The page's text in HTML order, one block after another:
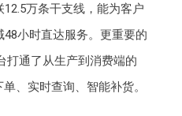
万条干支线，能为客户
小时直达服务。更重要的
打通了从生产到消费端的
、实时查询、智能补货。